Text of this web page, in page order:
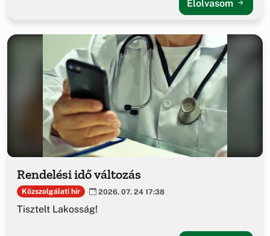
Elolvasom
Rendelési idő változás
Közszolgálati hír 2026. 07. 24 17:38
Tisztelt Lakosság!